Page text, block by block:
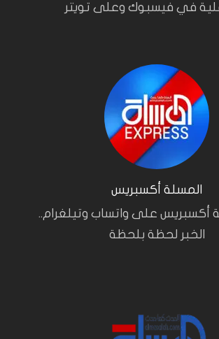
في فيسبوك وعلى تويتر
المسلة أكسبريس
أكسبريس على واتساب وتيلغرام..
الخبر لحظة بلحظة